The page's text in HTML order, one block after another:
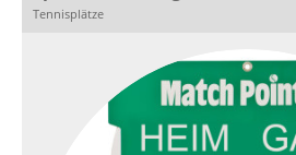
Tennisplätze